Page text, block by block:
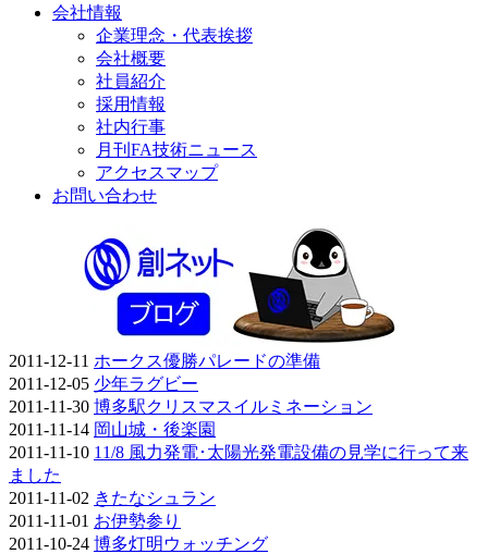
会社情報
企業理念・代表挨拶
会社概要
社員紹介
採用情報
社内行事
月刊FA技術ニュース
アクセスマップ
お問い合わせ
2011-12-11 ホークス優勝パレードの準備
2011-12-05 少年ラグビー
2011-11-30 博多駅クリスマスイルミネーション
2011-11-14 岡山城・後楽園
2011-11-10 11/8 風力発電･太陽光発電設備の見学に行って来
ました
2011-11-02 きたなシュラン
2011-11-01 お伊勢参り
2011-10-24 博多灯明ウォッチング